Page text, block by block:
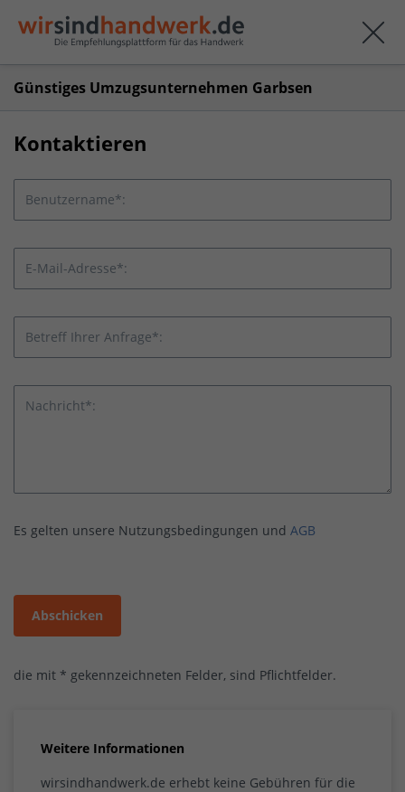
Günstiges Umzugsunternehmen Garbsen
Kontaktieren
Benutzername*:
E-Mail-Adresse*:
Betreff Ihrer Anfrage*:
Nachricht*:
Es gelten unsere Nutzungsbedingungen und AGB
Abschicken
die mit * gekennzeichneten Felder, sind Pflichtfelder.
Weitere Informationen
wirsindhandwerk.de erhebt keine Gebühren für die